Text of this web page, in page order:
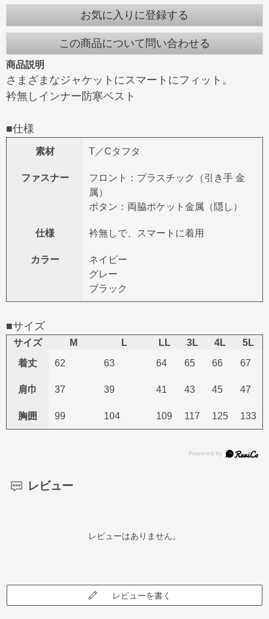
お気に入りに登録する
この商品について問い合わせる
商品説明
さまざまなジャケットにスマートにフィット。
衿無しインナー防寒ベスト
■仕様
素材 T／Cタフタ
ファスナー
フロント：プラスチック（引き手 金
属）
ボタン：両脇ポケット金属（隠し）
仕様 衿無しで、スマートに着用
カラー
ネイビー
グレー
ブラック
■サイズ
サイズ M L LL 3L 4L
5L
着丈
62 63 64 65 66 67
肩巾 37 39 41 43 45 47
胸囲 99 104 109 117 125 133
レビュー
レビューはありません。
レビューを書く